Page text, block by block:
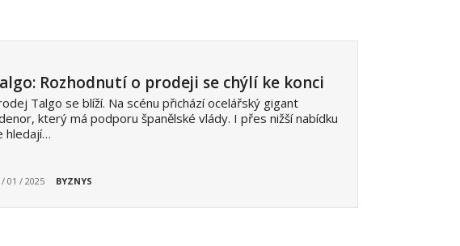
Rozhodnutí o prodeji se chýlí ke konci
Talgo se blíží. Na scénu přichází ocelářský gigant
který má podporu španělské vlády. I přes nižší nabídku
hledají…
01 / 2025 BYZNYS